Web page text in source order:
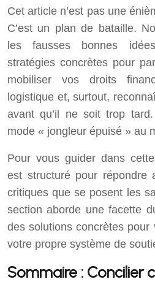
Cet article n’est pas une
C’est un plan de bataille.
les fausses bonnes
stratégies concrètes pour
mobiliser vos droits
logistique et, surtout,
avant qu’il ne soit trop
mode « jongleur épuisé » au
Pour vous guider dans
est structuré pour répondre
critiques que se posent les
section aborde une facette
des solutions concrètes
votre propre système de
Sommaire : Concilier